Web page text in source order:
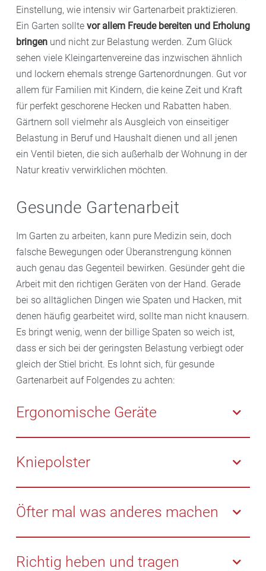
Einstellung, wie intensiv wir Gartenarbeit praktizieren.
Ein Garten sollte vor allem Freude bereiten und Erholung
bringen und nicht zur Belastung werden. Zum Glück
sehen viele Kleingartenvereine das inzwischen ähnlich
und lockern ehemals strenge Gartenordnungen. Gut vor
allem für Familien mit Kindern, die keine Zeit und Kraft
für perfekt geschorene Hecken und Rabatten haben.
Gärtnern soll vielmehr als Ausgleich von einseitiger
Belastung in Beruf und Haushalt dienen und all jenen
ein Ventil bieten, die sich außerhalb der Wohnung in der
Natur kreativ verwirklichen möchten.
Gesunde Gartenarbeit
Im Garten zu arbeiten, kann pure Medizin sein, doch
falsche Bewegungen oder Überanstrengung können
auch genau das Gegenteil bewirken. Gesünder geht die
Arbeit mit den richtigen Geräten von der Hand. Gerade
bei so alltäglichen Dingen wie Spaten und Hacken, mit
denen häufig gearbeitet wird, sollte man nicht knausern.
Es bringt wenig, wenn der billige Spaten so weich ist,
dass er sich bei der geringsten Belastung verbiegt oder
gleich der Stiel bricht. Es lohnt sich, für gesunde
Gartenarbeit auf Folgendes zu achten:
Ergonomische Geräte
Dem Rücken zuliebe sollten Mäher, Rechen und
Heckenschere die richtige Größe haben oder im
Idealfall verstellbar sein, wie etwa eine
Teleskopheckenschere. Hersteller bieten außerdem
Geräte mit ergonomischen Griffen, die Druckstellen
belastet die Halswirbelsäule. Wenn es doch sein
muss, erleichtern Geräte mit verlängertem Griff oder
Kniepolster
Arbeiten in der Hocke belastet die Gelenke.
Schonender ist es, für die Arbeit am Boden Kniepolster
Öfter mal was anderes machen
Bei der Gartenarbeit vergeht die Zeit im Flug. Doch
spätestens nach einer halben Stunde ist es an der
Richtig heben und tragen